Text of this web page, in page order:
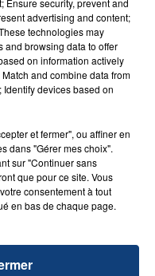
: UNE FEMME ET
LA...
feu après avoir
bébé de trois mois
SE FAIRE
la clinique qui a
ses
advertising and content;
technologies may
and browsing data to offer
on information actively
and combine data from
devices based on
et fermer", ou affiner en
dans "Gérer mes choix".
sur "Continuer sans
que pour ce site. Vous
consentement à tout
en bas de chaque page.